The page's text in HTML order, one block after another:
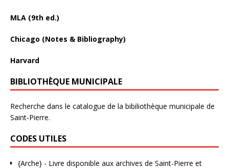
MLA (9th ed.)
Chicago (Notes & Bibliography)
Harvard
BIBLIOTHÈQUE MUNICIPALE
Recherche dans le catalogue de la bibiliothèque municipale de
Saint-Pierre.
CODES UTILES
{Arche} - Livre disponible aux archives de Saint-Pierre et